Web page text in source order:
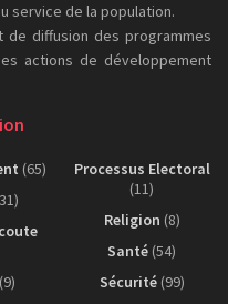
service de la population.
diffusion des programmes
actions de développement
(65)
(9)
Processus Electoral
(11)
Religion (8)
Santé (54)
Sécurité(99)